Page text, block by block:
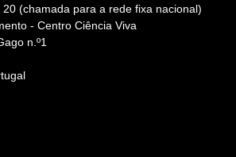
(chamada para a rede fixa nacional)
- Centro Ciência Viva
n.º1